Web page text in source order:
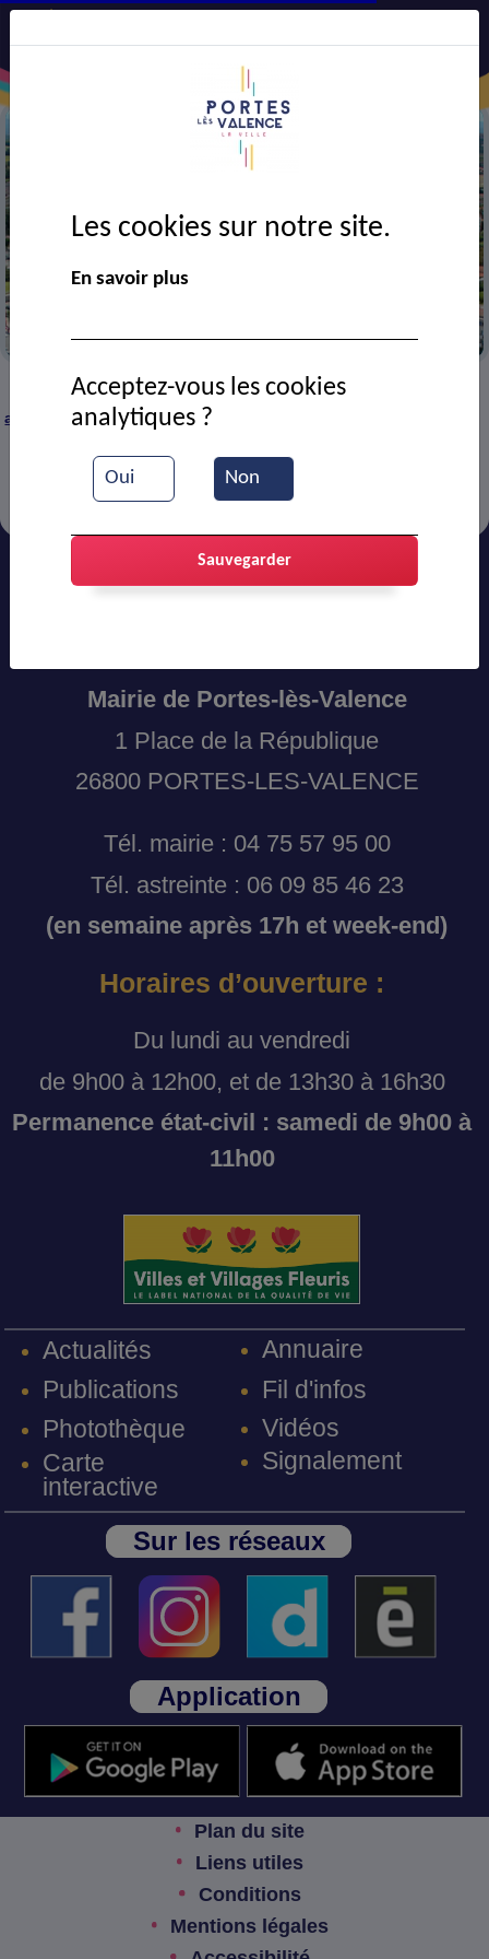
> CADRE DE VIE > Economie >Entreprises et
artisans
>Durand Entreprise
Mairie de Portes-lès-Valence
1 Place de la République
26800 PORTES-LES-VALENCE
Tél. mairie : 04 75 57 95 00
Tél. astreinte : 06 09 85 46 23
(en semaine après 17h et week-end)
Horaires d’ouverture :
Du lundi au vendredi
de 9h00 à 12h00, et de 13h30 à 16h30
Permanence état-civil : samedi de 9h00 à
11h00
Actualités
Publications
Photothèque
Carte
interactive
Annuaire
Fil d'infos
Vidéos
Signalement
Sur les réseaux
Application
Plan du site
Liens utiles
Conditions
Mentions légales
Les cookies sur notre site.
En savoir plus
Oui Non
Acceptez-vous les cookies
analytiques ?
Sauvegarder